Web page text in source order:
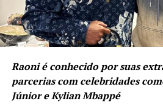
performance. Uma analogia
moderno que entende que sua
negócio precisam operar em
“Esta temporada colocará
um setor de destaque no
contribuindo diretamente
economia local. O
ampliar o turismo de
experiência turística de
afirmou o secretário de
Raoni é conhecido por suas
parcerias com celebridades
Júnior e Kylian Mbappé